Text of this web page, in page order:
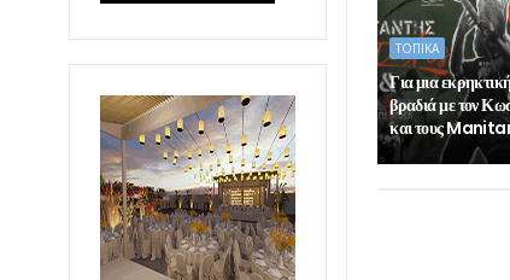
ΤΟΠΙΚΑ
Για μια
βραδιά με τον
και τους